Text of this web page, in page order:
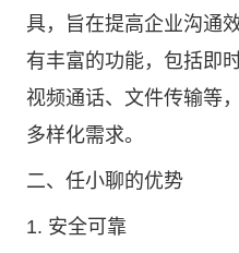
具，旨在提高企业沟通
有丰富的功能，包括即
视频通话、文件传输等
多样化需求。
二、任小聊的优势
1. 安全可靠